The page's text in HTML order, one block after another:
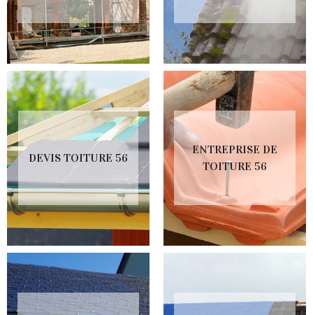
DEVIS TOITURE 56
ENTREPRISE DE
TOITURE 56